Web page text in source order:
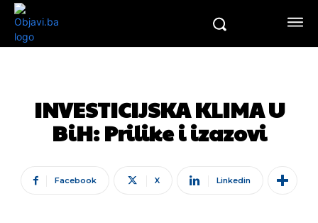
INVESTICIJSKA KLIMA U
BiH: Prilike i izazovi
Facebook X Linkedin